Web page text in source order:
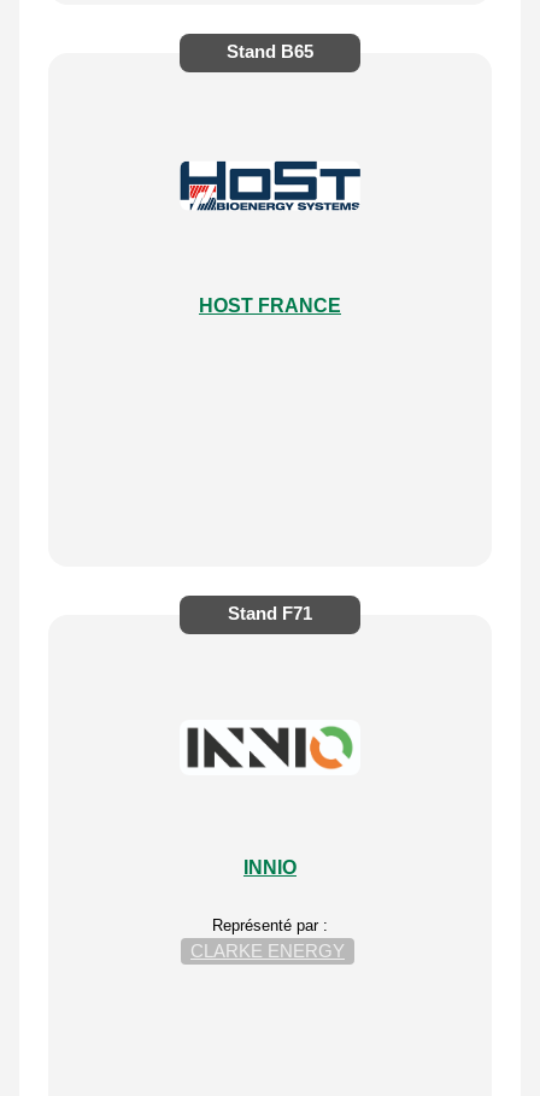
Stand B65
HOST FRANCE
Stand F71
INNIO
Représenté par :
CLARKE ENERGY